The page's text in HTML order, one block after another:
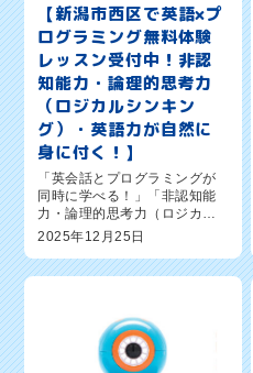
【新潟市西区で英語×プ
ログラミング無料体験
レッスン受付中！非認
知能力・論理的思考力
（ロジカルシンキン
グ）・英語力が自然に
身に付く！】
「英会話とプログラミングが
同時に学べる！」「非認知能
力・論理的思考力（ロジカル
シンキング）が身に付く！」
新潟市西区の英語×プログラミ
ング教室ワンダーコード新潟
験レッスン...
2025年12月25日